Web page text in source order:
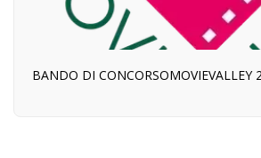
BANDO DI CONCORSOMOVIEVALLEY